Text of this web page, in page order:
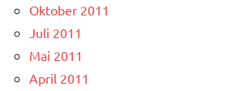
Oktober 2011
Juli 2011
Mai 2011
April 2011